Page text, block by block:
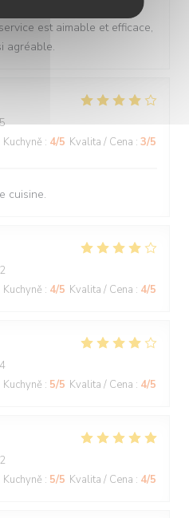
jour) et de raffinement
est aimable et efficace,
agréable.
Kuchyně : 4/5 Kvalita / Cena : 3/5
cuisine.
Kuchyně : 4/5 Kvalita / Cena : 4/5
Kuchyně : 5/5 Kvalita / Cena : 4/5
Kuchyně : 5/5 Kvalita / Cena : 4/5